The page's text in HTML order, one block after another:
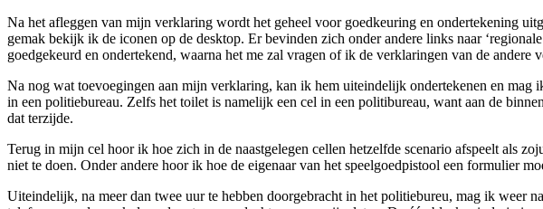
Na het afleggen van mijn verklaring wordt het geheel voor goedkeuring en ondertekening
gemak bekijk ik de iconen op de desktop. Er bevinden zich onder andere links naar
goedgekeurd en ondertekend, waarna het me zal vragen of ik de verklaringen van de
Na nog wat toevoegingen aan mijn verklaring, kan ik hem uiteindelijk ondertekenen en
in een politiebureau. Zelfs het toilet is namelijk een cel in een politibureau, want aan de
dat terzijde.
Terug in mijn cel hoor ik hoe zich in de naastgelegen cellen hetzelfde scenario afspeelt als
niet te doen. Onder andere hoor ik hoe de eigenaar van het speelgoedpistool een formulier
Uiteindelijk, na meer dan twee uur te hebben doorgebracht in het politiebureu, mag ik weer